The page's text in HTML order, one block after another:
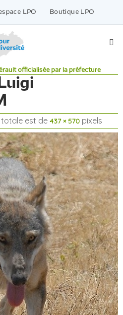
LPO Boutique LPO
officialisée par la préfecture
totale est de437 × 570 pixels